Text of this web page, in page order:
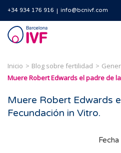
+34 934 176 916 info@bcnivf.com
Barcelona
IVF
Inicio Blog sobre fertilidad
Muere Robert Edwards el padre de
Muere Robert Edwards
Fecundación in Vitro.